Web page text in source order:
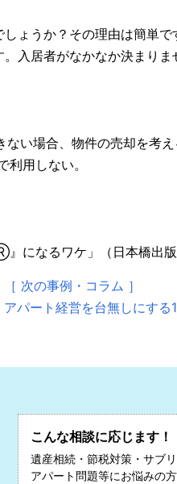
ょうか？その理由は簡単で
入居者がなかなか決まり
い場合、物件の売却を考え
用しない。
になるワケ」（日本橋出版
［ 次の事例・コラム ］
アパート経営を台無しにする
こんな相談に応じます！
遺産相続・節税対策・サブ
アパート問題等にお悩みの方